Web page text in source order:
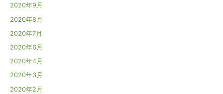
2020年9月
2020年8月
2020年7月
2020年6月
2020年4月
2020年3月
2020年2月